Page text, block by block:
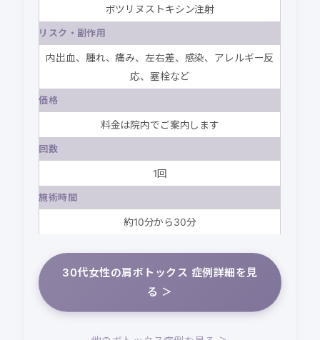
ボツリヌストキシン注射
リスク・副作用
内出血、腫れ、痛み、左右差、感染、アレルギー反
応、塞栓など
価格
料金は院内でご案内します
回数
1回
施術時間
約10分から30分
30代女性の肩ボトックス 症例詳細を見
る ＞